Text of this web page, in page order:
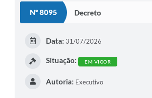
Nº 8095 Decreto
Data: 31/07/2026
Situação: EM VIGOR
Autoria: Executivo